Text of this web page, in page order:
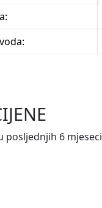
posljednjih 6 mjeseci